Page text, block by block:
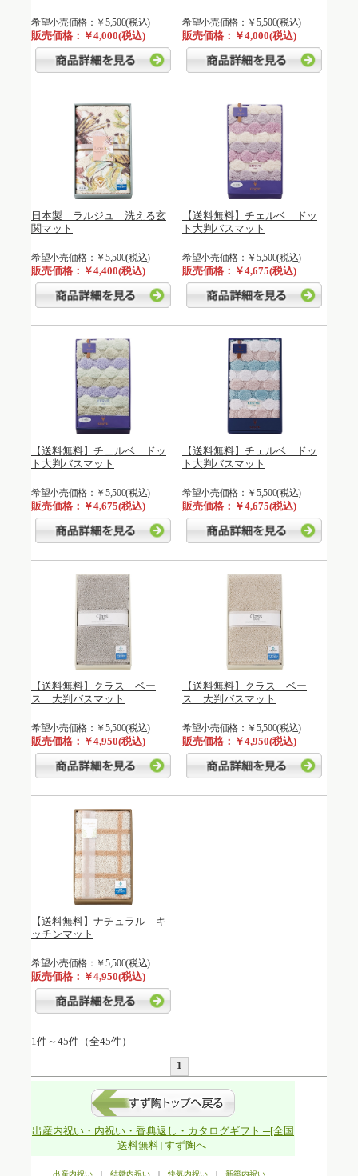
希望小売価格：￥5,500(税込)
販売価格：￥4,000(税込)
希望小売価格：￥5,500(税込)
販売価格：￥4,000(税込)
日本製 ラルジュ 洗える玄
関マット
希望小売価格：￥5,500(税込)
販売価格：￥4,400(税込)
【送料無料】チェルベ ドッ
ト大判バスマット
希望小売価格：￥5,500(税込)
販売価格：￥4,675(税込)
【送料無料】チェルベ ドッ
ト大判バスマット
希望小売価格：￥5,500(税込)
販売価格：￥4,675(税込)
【送料無料】チェルベ ドッ
ト大判バスマット
希望小売価格：￥5,500(税込)
販売価格：￥4,675(税込)
【送料無料】クラス ベー
ス 大判バスマット
希望小売価格：￥5,500(税込)
販売価格：￥4,950(税込)
【送料無料】クラス ベー
ス 大判バスマット
希望小売価格：￥5,500(税込)
販売価格：￥4,950(税込)
【送料無料】ナチュラル キ
ッチンマット
希望小売価格：￥5,500(税込)
販売価格：￥4,950(税込)
1件～45件（全45件）
1
出産内祝い・内祝い・香典返し・カタログギフト ─[全国
送料無料] すず陶へ
出産内祝い | 結婚内祝い | 快気内祝い | 新築内祝い